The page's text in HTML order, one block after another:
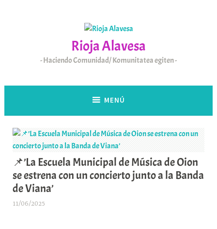
Rioja Alavesa
Haciendo Comunidad/ Komunitatea egiten
MENÚ
📌’La Escuela Municipal de Música de Oion
se estrena con un concierto junto a la Banda
de Viana’
11/06/2025